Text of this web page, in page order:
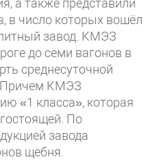
а также представили
в число которых вошёл
завод. КМЭЗ
до семи вагонов в
среднесуточной
Причем КМЭЗ
«1 класса», которая
По
завода
щебня.